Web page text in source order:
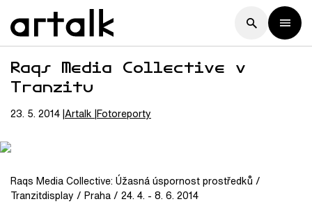
Raqs Media Collective v
Tranzitu
23. 5. 2014 Artalk Fotoreporty
Raqs Media Collective: Úžasná úspornost prostředků /
Tranzitdisplay / Praha / 24. 4. - 8. 6. 2014